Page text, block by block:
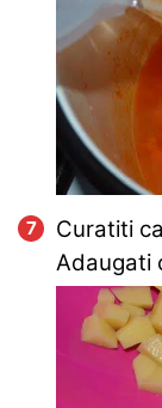
Curatiti
Adaugati